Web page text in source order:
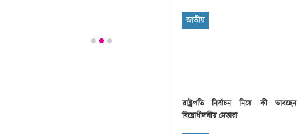
জাতীয়
রাষ্ট্রপতি নির্বাচন নিয়ে কী ভাবছেন
বিরোধীদলীয় নেতারা